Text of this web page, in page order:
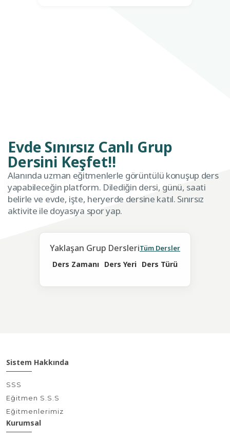
Evde Sınırsız Canlı Grup
Dersini Keşfet!!
Alanında uzman eğitmenlerle görüntülü konuşup ders
yapabileceğin platform. Dilediğin dersi, günü, saati
belirle ve evde, işte, heryerde dersine katıl. Sınırsız
aktivite ile doyasıya spor yap.
Yaklaşan Grup DersleriTüm Dersler
Ders Zamanı Ders Yeri Ders Türü
Sistem Hakkında
SSS
Eğitmen S.S.S
Eğitmenlerimiz
Kurumsal